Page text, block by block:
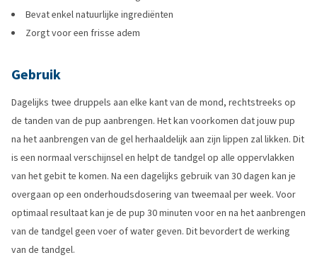
Bevat enkel natuurlijke ingrediënten
Zorgt voor een frisse adem
Gebruik
Dagelijks twee druppels aan elke kant van de mond, rechtstreeks op
de tanden van de pup aanbrengen. Het kan voorkomen dat jouw pup
na het aanbrengen van de gel herhaaldelijk aan zijn lippen zal likken. Dit
is een normaal verschijnsel en helpt de tandgel op alle oppervlakken
van het gebit te komen. Na een dagelijks gebruik van 30 dagen kan je
overgaan op een onderhoudsdosering van tweemaal per week. Voor
optimaal resultaat kan je de pup 30 minuten voor en na het aanbrengen
van de tandgel geen voer of water geven. Dit bevordert de werking
van de tandgel.